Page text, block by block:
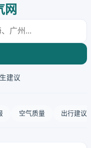
网
建议
空气质量 出行建议